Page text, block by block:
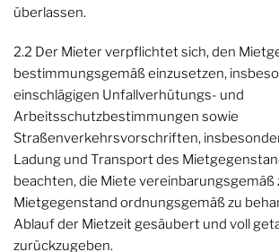
überlassen.
2.2 Der Mieter verpflichtet sich, den
bestimmungsgemäß einzusetzen,
einschlägigen Unfallverhütungs- und
Arbeitsschutzbestimmungen sowie
Straßenverkehrsvorschriften,
Ladung und Transport des
beachten, die Miete vereinbarungsgemäß
Mietgegenstand ordnungsgemäß zu
Ablauf der Mietzeit gesäubert und voll
zurückzugeben.